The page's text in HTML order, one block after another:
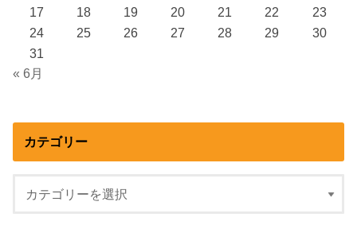
17
18 19 20 21 22
23
24
25 26 27 28 29
30
31
« 6月
カテゴリー